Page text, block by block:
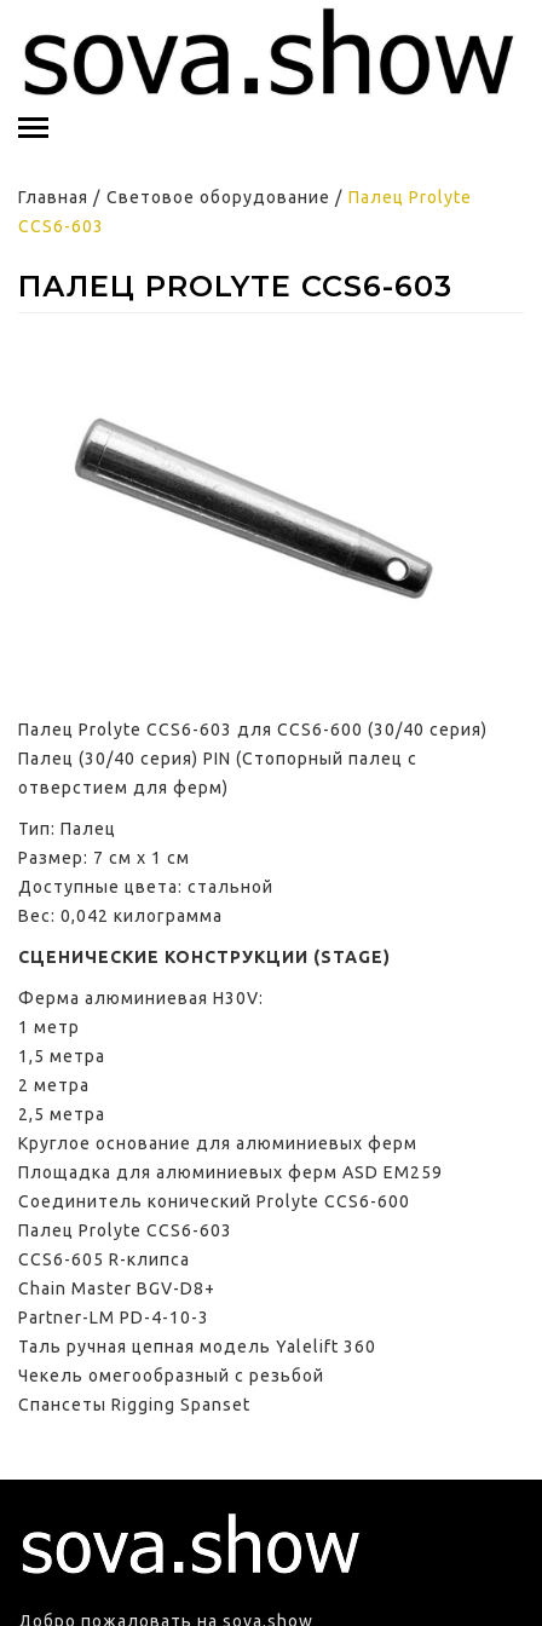
Главная / Световое оборудование / Палец Prolyte
CCS6-603
ПАЛЕЦ PROLYTE CCS6-603
Палец Prolyte CCS6-603 для CCS6-600 (30/40 серия)
Палец (30/40 серия) PIN (Стопорный палец с
отверстием для ферм)
Тип: Палец
Размер: 7 см х 1 см
Доступные цвета: стальной
Вес: 0,042 килограмма
СЦЕНИЧЕСКИЕ КОНСТРУКЦИИ (STAGE)
Ферма алюминиевая H30V:
1 метр
1,5 метра
2 метра
2,5 метра
Круглое основание для алюминиевых ферм
Площадка для алюминиевых ферм ASD EM259
Соединитель конический Prolyte CCS6-600
Палец Prolyte CCS6-603
CCS6-605 R-клипса
Chain Master BGV-D8+
Partner-LM PD-4-10-3
Таль ручная цепная модель Yalelift 360
Чекель омегообразный с резьбой
Спансеты Rigging Spanset
Добро пожаловать на sova.show